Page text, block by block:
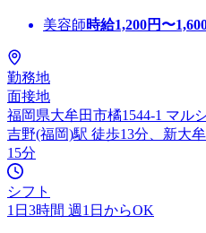
美容師時給1,200円〜
勤務地
面接地
福岡県大牟田市橘1544-1 マル
吉野(福岡)駅 徒歩13分、新大
15分
シフト
1日3時間 週1日からOK